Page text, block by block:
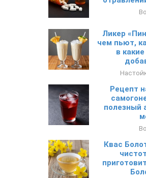
Ликер
чем пьют,
в
Рецепт
полезный
Квас